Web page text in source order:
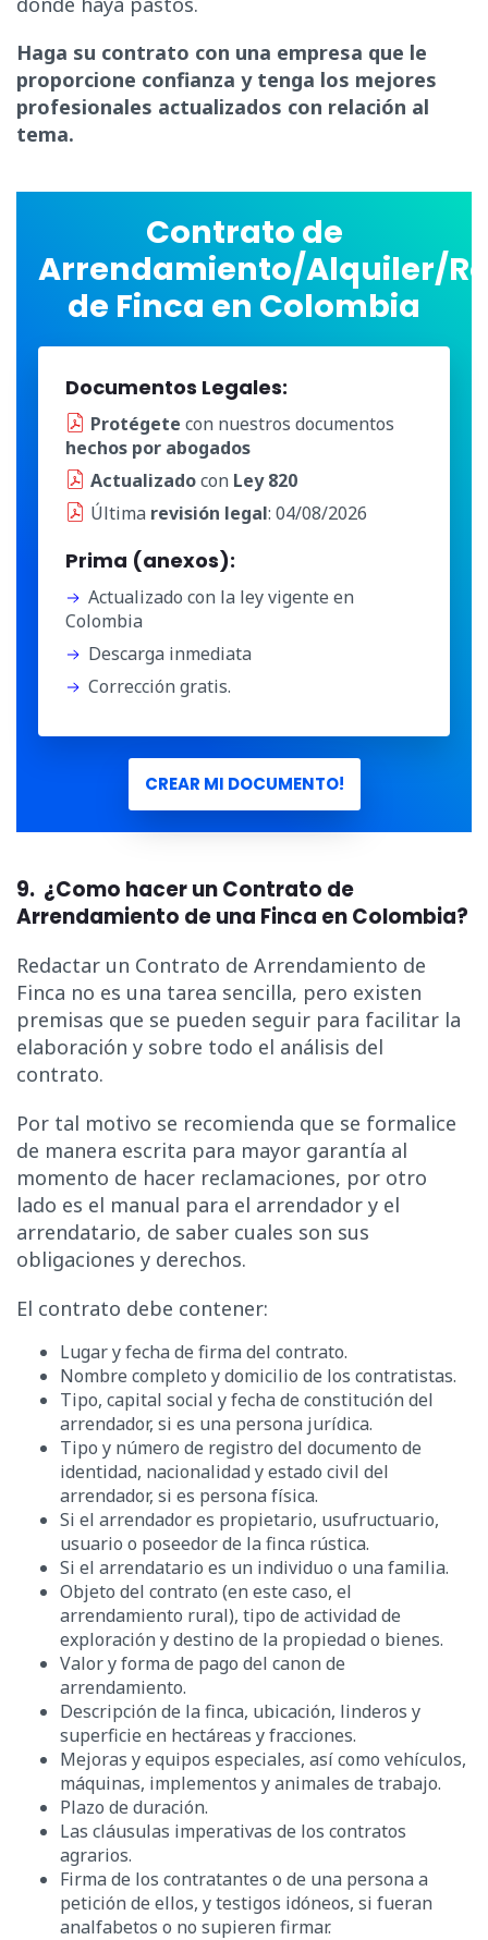
Haga su contrato con una empresa que le
proporcione confianza y tenga los mejores
profesionales actualizados con relación al
tema.
Contrato de
Arrendamiento/Alquiler/
de Finca en Colombia
Documentos Legales:
Protégete con nuestros documentos
hechos por abogados
Actualizadocon Ley 820
Última revisión legal: 04/08/2026
Prima (anexos):
Actualizado con la ley vigente en
Colombia
Descarga inmediata
Corrección gratis.
CREAR MI DOCUMENTO!
9. ¿Como hacer un Contrato de
Arrendamiento de una Finca en Colombia?
Redactar un Contrato de Arrendamiento de
Finca no es una tarea sencilla, pero existen
premisas que se pueden seguir para facilitar la
elaboración y sobre todo el análisis del
contrato.
Por tal motivo se recomienda que se formalice
de manera escrita para mayor garantía al
momento de hacer reclamaciones, por otro
lado es el manual para el arrendador y el
arrendatario, de saber cuales son sus
obligaciones y derechos.
El contrato debe contener:
Lugar y fecha de firma del contrato.
Nombre completo y domicilio de los contratistas.
Tipo, capital social y fecha de constitución del
arrendador, si es una persona jurídica.
Tipo y número de registro del documento de
identidad, nacionalidad y estado civil del
arrendador, si es persona física.
Si el arrendador es propietario, usufructuario,
usuario o poseedor de la finca rústica.
Si el arrendatario es un individuo o una familia.
Objeto del contrato (en este caso, el
arrendamiento rural), tipo de actividad de
exploración y destino de la propiedad o bienes.
Valor y forma de pago del canon de
arrendamiento.
Descripción de la finca, ubicación, linderos y
superficie en hectáreas y fracciones.
Mejoras y equipos especiales, así como vehículos,
máquinas, implementos y animales de trabajo.
Plazo de duración.
Las cláusulas imperativas de los contratos
agrarios.
Firma de los contratantes o de una persona a
petición de ellos, y testigos idóneos, si fueran
analfabetos o no supieren firmar.